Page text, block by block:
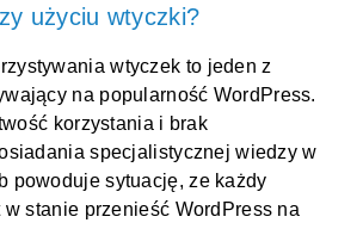
użyciu wtyczki?
wtyczek to jeden z
na popularność WordPress.
korzystania i brak
specjalistycznej wiedzy w
powoduje sytuację, ze każdy
stanie przenieść WordPress na